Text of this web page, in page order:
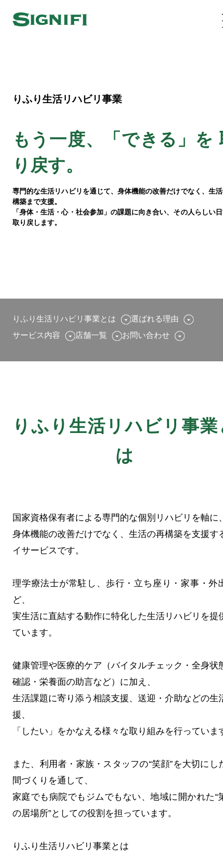
りふり生活リハビリ事業
もう一度、「できる」を
り戻す。
専門的な生活リハビリを通じて、身体機能の改善だけでなく、生
構築まで支援。
「身体・生活・心・社会参加」の課題に向き合い、その人らしい
取り戻します。
りふり生活リハビリ事業とは
選ばれる理由
サービス内容
店舗一覧 お問い合わせ
りふり生活リハビリ事業
は
国家資格保有者による専門的な個別リハビリを軸に
身体機能の改善だけでなく、生活の再構築を支援す
イサービスです。
理学療法士が常駐し、歩行・立ち座り・家事・外
ど、
実生活に直結する動作に特化した生活リハビリを提
ています。
健康管理や医療的ケア（バイタルチェック・全身状
確認・栄養面の助言など）に加え、
生活課題に寄り添う相談支援、送迎・介助などの生
援、
「したい」をかなえる様々な取り組みを行っていま
また、利用者・家族・スタッフの“笑顔”を大切にし
間づくりを通して、
家庭でも病院でもジムでもない、地域に開かれた“
の居場所”としての役割を担っています。
りふり生活リハビリ事業とは